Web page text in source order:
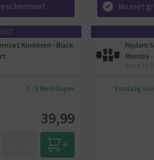
Kinderen - Black
1 - 3 Werkdagen
39,99
Nu met
Nijdam
Mamba
Vandaag